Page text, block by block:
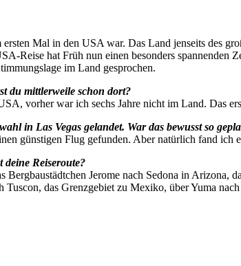
Mal in den USA war. Das Land jenseits des
Reise hat Früh nun einen besonders
im Land gesprochen.
du mittlerweile schon dort?
vorher war ich sechs Jahre nicht im Land. Das
in Las Vegas gelandet. War das bewusst so
günstigen Flug gefunden. Aber natürlich fand ich
deine Reiseroute?
Jerome nach Sedona in
das Grenzgebiet zu Mexiko, über Yuma